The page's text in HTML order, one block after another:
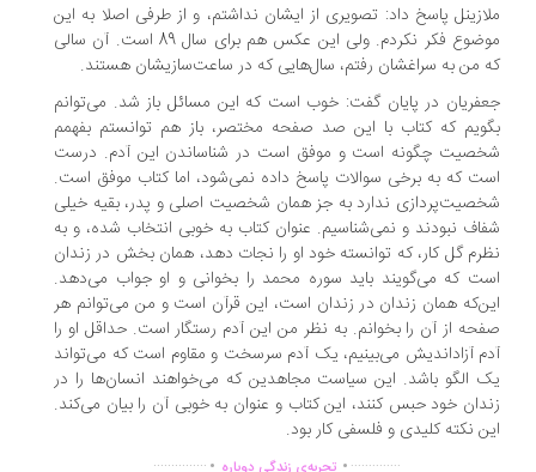
پاسخ داد: تصویری از ایشان نداشتم، و از طرفی اصلا به این
موضوع فکر نکردم. ولی این عکس هم برای سال 89 است. آن سالی
من به سراغشان رفتم، سال‌هایی که در ساعت‌سازیشان هستند.
در پایان گفت: خوب است که این مسائل باز شد. می‌توانم
که کتاب با این صد صفحه مختصر، باز هم توانستم بفهمم
چگونه است و موفق است در شناساندن این آدم. درست
که به برخی سوالات پاسخ داده نمی‌شود، اما کتاب موفق است.
ندارد به جز همان شخصیت اصلی و پدر، بقیه خیلی
نبودند و نمی‌شناسیم. عنوان کتاب به خوبی انتخاب شده، و به
گل کار، که توانسته خود او را نجات دهد، همان بخش در زندان
که می‌گویند باید سوره محمد را بخوانی و او جواب می‌دهد.
همان زندان در زندان است، این قرآن است و من می‌توانم هر
از آن را بخوانم. به نظر من این آدم رستگار است. حداقل او را
آزاداندیش می‌بینیم، یک آدم سرسخت و مقاوم است که می‌تواند
الگو باشد. این سیاست مجاهدین که می‌خواهند انسان‌ها را در
خود حبس کنند، این کتاب و عنوان به خوبی آن را بیان می‌کند.
نکته کلیدی و فلسفی کار بود.
............... . ...............